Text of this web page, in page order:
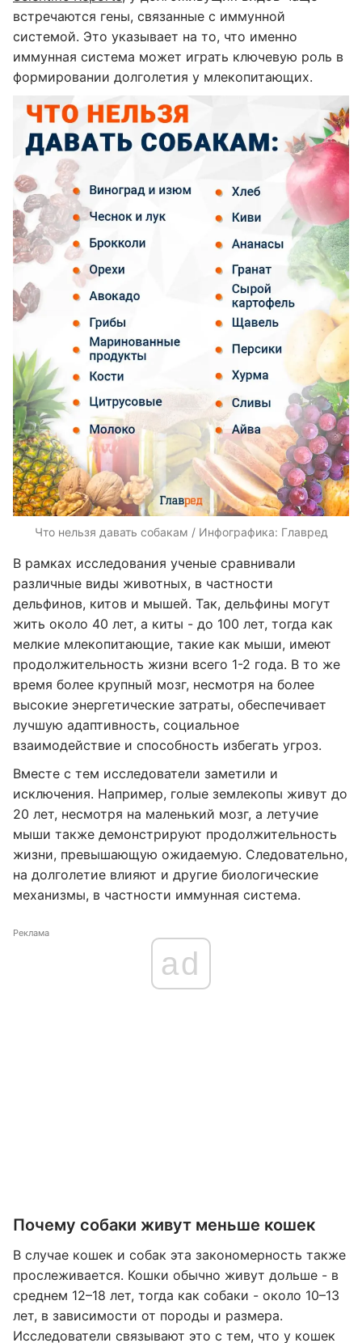
встречаются гены, связанные с иммунной
системой. Это указывает на то, что именно
иммунная система может играть ключевую роль в
формировании долголетия у млекопитающих.
Что нельзя давать собакам / Инфографика: Главред
В рамках исследования ученые сравнивали
различные виды животных, в частности
дельфинов, китов и мышей. Так, дельфины могут
жить около 40 лет, а киты - до 100 лет, тогда как
мелкие млекопитающие, такие как мыши, имеют
продолжительность жизни всего 1-2 года. В то же
время более крупный мозг, несмотря на более
высокие энергетические затраты, обеспечивает
лучшую адаптивность, социальное
взаимодействие и способность избегать угроз.
Вместе с тем исследователи заметили и
исключения. Например, голые землекопы живут до
20 лет, несмотря на маленький мозг, а летучие
мыши также демонстрируют продолжительность
жизни, превышающую ожидаемую. Следовательно,
на долголетие влияют и другие биологические
механизмы, в частности иммунная система.
Реклама
ad
Почему собаки живут меньше кошек
В случае кошек и собак эта закономерность также
прослеживается. Кошки обычно живут дольше - в
среднем 12–18 лет, тогда как собаки - около 10–13
лет, в зависимости от породы и размера.
Исследователи связывают это с тем, что у кошек